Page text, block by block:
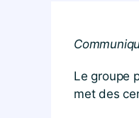
Le groupe
met des